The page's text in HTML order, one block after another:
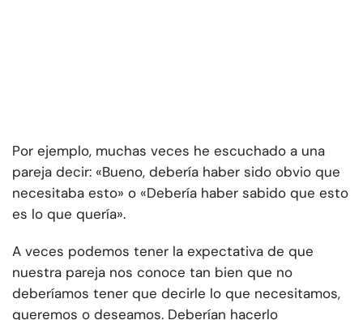
Por ejemplo, muchas veces he escuchado a una
pareja decir: «Bueno, debería haber sido obvio que
necesitaba esto» o «Debería haber sabido que esto
es lo que quería».
A veces podemos tener la expectativa de que
nuestra pareja nos conoce tan bien que no
deberíamos tener que decirle lo que necesitamos,
queremos o deseamos. Deberían hacerlo